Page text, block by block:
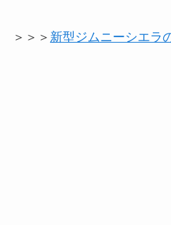
＞＞＞ 新型ジムニーシエラ